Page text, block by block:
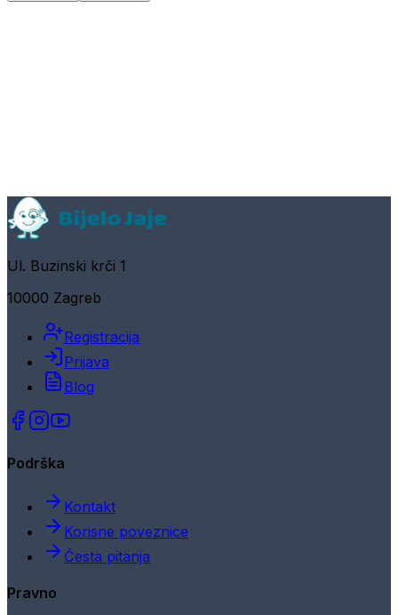
Ul. Buzinski krči 1
10000 Zagreb
Registracija
Prijava
Blog
Podrška
Kontakt
Korisne poveznice
Česta pitanja
Pravno